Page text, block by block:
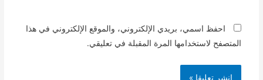
احفظ اسمي، بريدي الإلكتروني، والموقع الإلكتروني في هذا
المتصفح لاستخدامها المرة المقبلة في تعليقي.